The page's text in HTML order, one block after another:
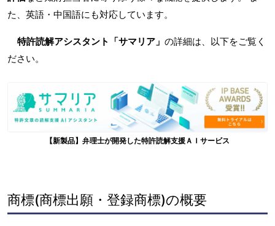
た、英語・中国語にも対応しています。
特許読解アシスタント「サマリア」 の詳細は、以下をご覧く
ださい。
【新製品】弁理士が開発した特許読解支援ＡＩサービス
商標(商標出願・登録商標)の概要